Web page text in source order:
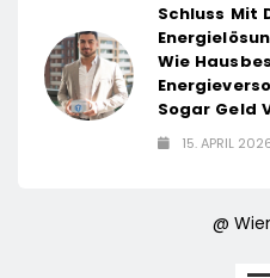
Schluss Mit
Wie
Sogar Geld
15. APRIL
@